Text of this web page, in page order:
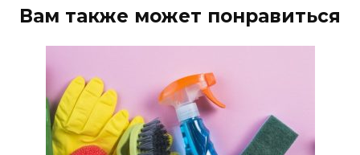
Вам также может понравиться